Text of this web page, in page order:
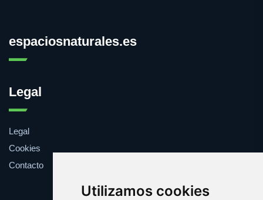
Utilizamos cookies
espaciosnaturales.es
Legal
Legal
Cookies
Contacto